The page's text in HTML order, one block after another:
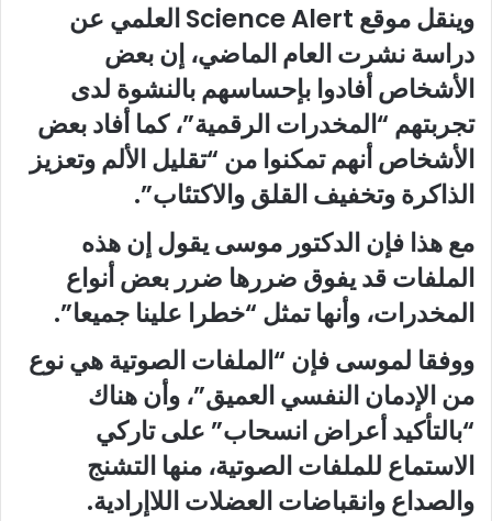
وينقل موقع Science Alert العلمي عن
دراسة نشرت العام الماضي، إن بعض
الأشخاص أفادوا بإحساسهم بالنشوة لدى
تجربتهم “المخدرات الرقمية”، كما أفاد بعض
الأشخاص أنهم تمكنوا من “تقليل الألم وتعزيز
الذاكرة وتخفيف القلق والاكتئاب”.
مع هذا فإن الدكتور موسى يقول إن هذه
الملفات قد يفوق ضررها ضرر بعض أنواع
المخدرات، وأنها تمثل “خطرا علينا جميعا”.
ووفقا لموسى فإن “الملفات الصوتية هي نوع
من الإدمان النفسي العميق”، وأن هناك
“بالتأكيد أعراض انسحاب” على تاركي
الاستماع للملفات الصوتية، منها التشنج
والصداع وانقباضات العضلات اللاإرادية.